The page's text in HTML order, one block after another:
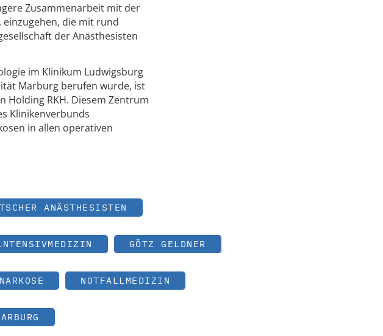
Zusammenarbeit mit der
einzugehen, die mit rund
der Anästhesisten
im Klinikum Ludwigsburg
Marburg berufen wurde, ist
Holding RKH. Diesem Zentrum
Klinikenverbunds
in allen operativen
ANÄSTHESISTEN
GÖTZ GELDNER
NARKOSE NOTFALLMEDIZIN